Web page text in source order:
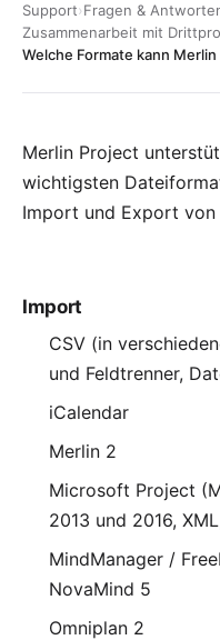
Support›Fragen &
Zusammenarbeit mit
Welche Formate kann
Merlin Project
wichtigsten
Import und Export von
Import
CSV (in
und Feldtrenner,
iCalendar
Merlin 2
Microsoft Project
2013 und 2016,
MindManager /
NovaMind 5
Omniplan 2